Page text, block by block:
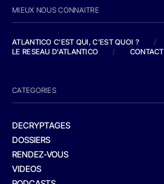
MIEUX NOUS CONNAITRE
ATLANTICO C'EST QUI, C'EST QUOI ?
/
LE RESEAU D'ATLANTICO
/ CONTACT
CATEGORIES
DECRYPTAGES
DOSSIERS
RENDEZ-VOUS
VIDEOS